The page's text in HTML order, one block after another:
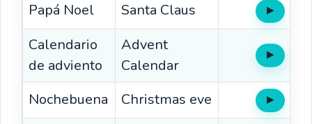
Papá Noel
Santa Claus ▶Oír
Calendario
de adviento
Advent
Calendar
▶Oír
Nochebuena Christmas eve ▶Oír